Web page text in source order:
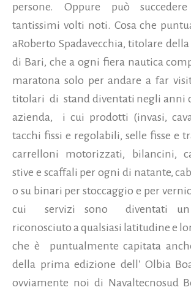
persone. Oppure può
tantissimi volti noti. Cosa che
aRoberto Spadavecchia, titolare
di Bari, che a ogni fiera nautica
maratona solo per andare a far
titolari di stand diventati negli anni
azienda, i cui prodotti (invasi,
tacchi fissi e regolabili, selle fisse e
carrelloni motorizzati, bilancini,
stive e scaffali per ogni di natante,
o su binari per stoccaggio e per
cui servizi sono diventati un
riconosciuto a qualsiasi latitudine e
che è puntualmente capitata
della prima edizione dell' Olbia
ovviamente noi di Navaltecnosud